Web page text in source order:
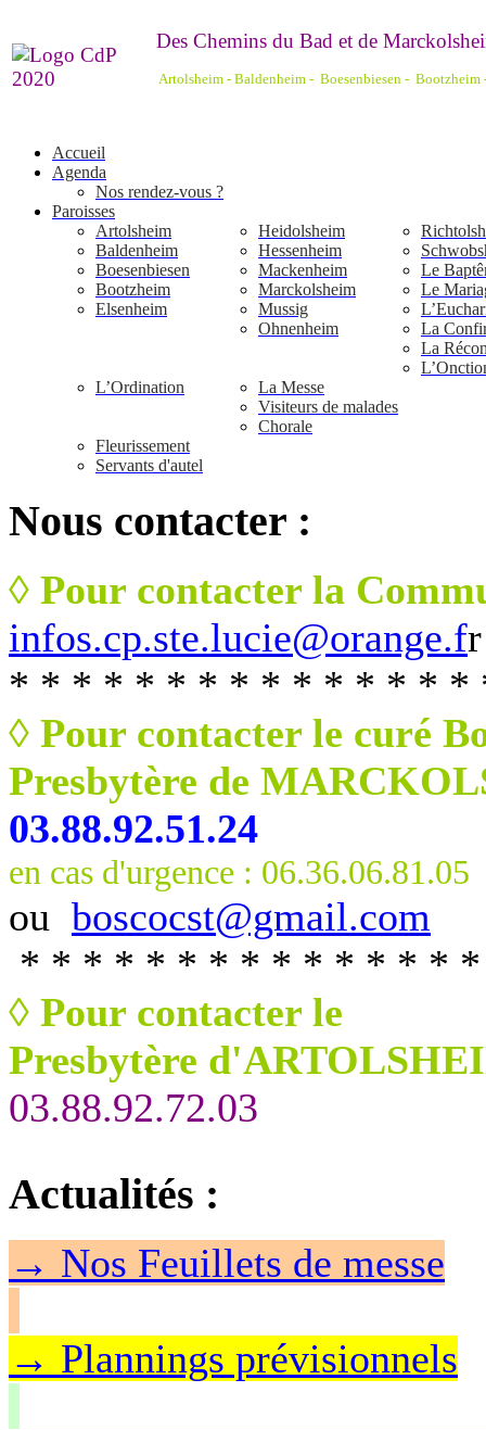
Des Chemins du Bad et de
Artolsheim - Baldenheim - Boesenbiesen -
Accueil
Agenda
Nos rendez-vous ?
Paroisses
Artolsheim
Baldenheim
Boesenbiesen
Bootzheim
Elsenheim
Heidolsheim
Hessenheim
Mackenheim
Marckolsheim
Mussig
Ohnenheim
Le
Le
La
La
L’Ordination
La Messe
Visiteurs de malades
Chorale
Fleurissement
Servants d'autel
Nous contacter :
◊ Pour contacter la
infos.cp.ste.lucie@orange.fr
* * * * * * * * * * * * * * *
◊ Pour contacter le curé
Presbytère de
03.88.92.51.24
en cas d'urgence : 06.36.06.81.05
ou boscocst@gmail.com
* * * * * * * * * * * * * *
◊ Pour contacter le
Presbytère
03.88.92.72.03
Actualités :
→ Nos Feuillets de messe
→ Plannings prévisionnels